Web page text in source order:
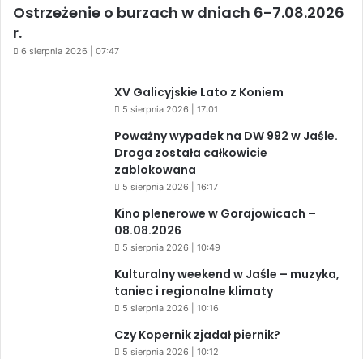
Ostrzeżenie o burzach w dniach 6-7.08.2026
r.
6 sierpnia 2026 | 07:47
XV Galicyjskie Lato z Koniem
5 sierpnia 2026 | 17:01
Poważny wypadek na DW 992 w Jaśle.
Droga została całkowicie
zablokowana
5 sierpnia 2026 | 16:17
Kino plenerowe w Gorajowicach –
08.08.2026
5 sierpnia 2026 | 10:49
Kulturalny weekend w Jaśle – muzyka,
taniec i regionalne klimaty
5 sierpnia 2026 | 10:16
Czy Kopernik zjadał piernik?
5 sierpnia 2026 | 10:12